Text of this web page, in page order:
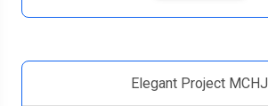
Elegant Project MCHJ